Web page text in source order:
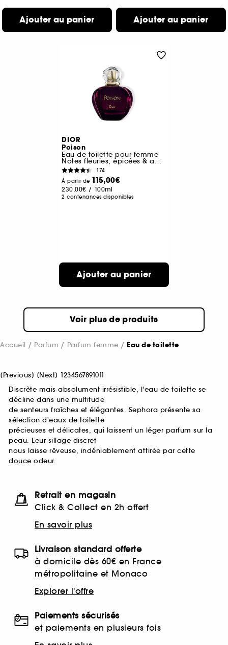
Ajouter au panier Ajouter au panier
DIOR
Poison
Eau de toilette pour femme
Notes fleuries, épicées & ambrées
174
À partir de 115,00€
230,00€ / 100ml
2 contenances disponibles
Ajouter au panier
Voir plus de produits
Accueil Parfum Parfum femme Eau de toilette
[Previous] [Next] 1234567891011
Discrète mais absolument irrésistible, l'eau de toilette se
décline dans une multitude
de senteurs fraîches et élégantes. Sephora présente sa
sélection d'eaux de toilette
précieuses et délicates, qui laissent un léger parfum sur la
peau. Leur sillage discret
nous laisse rêveuse, indéniablement attirée par cette
douce odeur.
Retrait en magasin
Click & Collect en 2h offert
En savoir plus
Livraison standard offerte
à domicile dès 60€ en France
métropolitaine et Monaco
Explorer l'offre
Paiements sécurisés
et paiements en plusieurs fois